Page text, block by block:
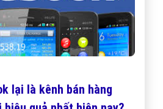
lại là kênh bán hàng